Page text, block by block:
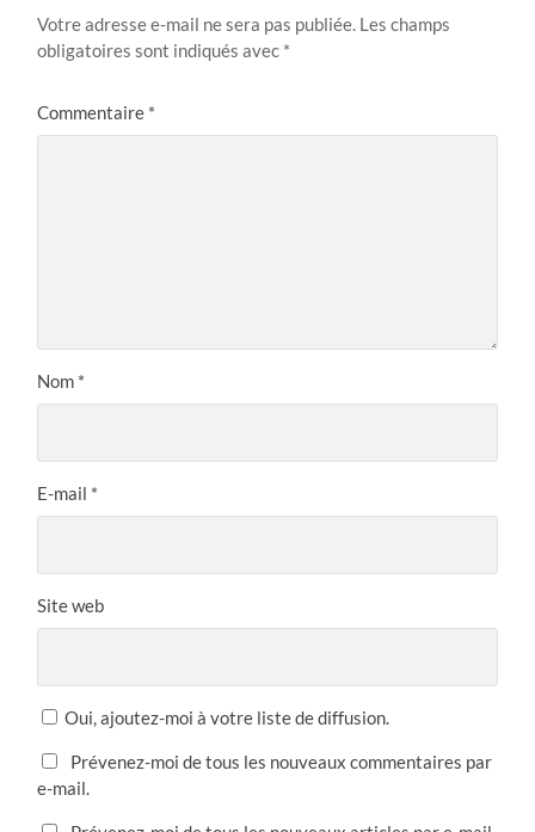
Votre adresse e-mail ne sera pas publiée. Les champs
obligatoires sont indiqués avec *
Commentaire *
Nom *
E-mail *
Site web
Oui, ajoutez-moi à votre liste de diffusion.
Prévenez-moi de tous les nouveaux commentaires par
e-mail.